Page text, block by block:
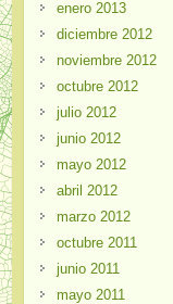
enero 2013
diciembre 2012
noviembre 2012
octubre 2012
julio 2012
junio 2012
mayo 2012
abril 2012
marzo 2012
octubre 2011
junio 2011
mayo 2011